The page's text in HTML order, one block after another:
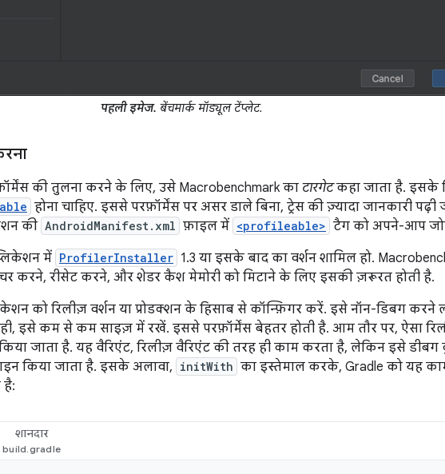
पहली इमेज. बेंचमार्क मॉड्यूल टेंप्लेट.
की तुलना करने के लिए, उसे Macrobenchmark का टारगेटकहा जाता है. इसके
होना चाहिए. इससे परफ़ॉर्मेंस पर असर डाले बिना, ट्रेस की ज़्यादा जानकारी
की AndroidManifest.xml फ़ाइल में <profileable> टैग को अपने-आप
में ProfilerInstaller 1.3 या इसके बाद का वर्शन शामिल हो.
करने, रीसेट करने, और शेडर कैश मेमोरी को मिटाने के लिए इसकी ज़रूरत होती है.
को रिलीज़ वर्शन या प्रोडक्शन के हिसाब से कॉन्फ़िगर करें. इसे नॉन-डिबग
इसे कम से कम साइज़ में रखें. इससे परफ़ॉर्मेंस बेहतर होती है. आम तौर पर, ऐसा
जाता है. यह वैरिएंट, रिलीज़ वैरिएंट की तरह ही काम करता है, लेकिन इसे डीबग
किया जाता है. इसके अलावा, initWith का इस्तेमाल करके, Gradle को यह
है:
शानदार